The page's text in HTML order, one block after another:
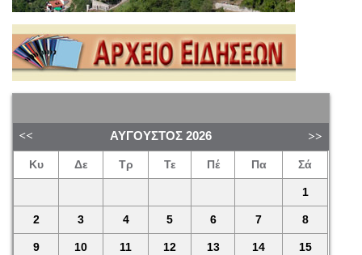
ΑΎΓΟΥΣΤΟΣ 2026
Κυ Δε Τρ Τε Πέ Πα Σά
1
2 3 4 5 6 7 8
9 10 11 12 13 14 15